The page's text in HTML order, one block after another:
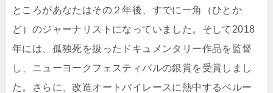
ところがあなたはその２年後、すでに一角（ひとか
ど）のジャーナリストになっていました。そして2018
年には、孤独死を扱ったドキュメンタリー作品を監督
し、ニューヨークフェスティバルの銀賞を受賞しまし
た。さらに、改造オートバイレースに熱中するペルー